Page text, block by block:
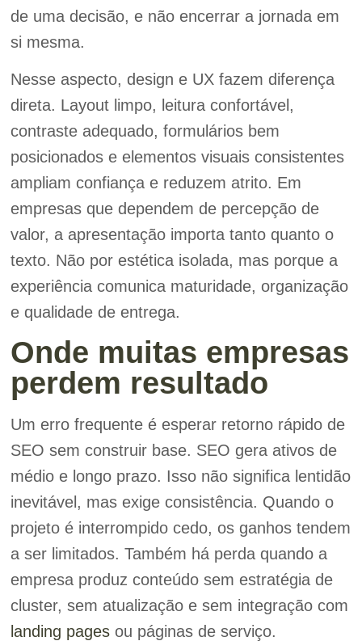
de uma decisão, e não encerrar a jornada em
si mesma.
Nesse aspecto, design e UX fazem diferença
direta. Layout limpo, leitura confortável,
contraste adequado, formulários bem
posicionados e elementos visuais consistentes
ampliam confiança e reduzem atrito. Em
empresas que dependem de percepção de
valor, a apresentação importa tanto quanto o
texto. Não por estética isolada, mas porque a
experiência comunica maturidade, organização
e qualidade de entrega.
Onde muitas empresas
perdem resultado
Um erro frequente é esperar retorno rápido de
SEO sem construir base. SEO gera ativos de
médio e longo prazo. Isso não significa lentidão
inevitável, mas exige consistência. Quando o
projeto é interrompido cedo, os ganhos tendem
a ser limitados. Também há perda quando a
empresa produz conteúdo sem estratégia de
cluster, sem atualização e sem integração com
landing pagesou páginas de serviço.